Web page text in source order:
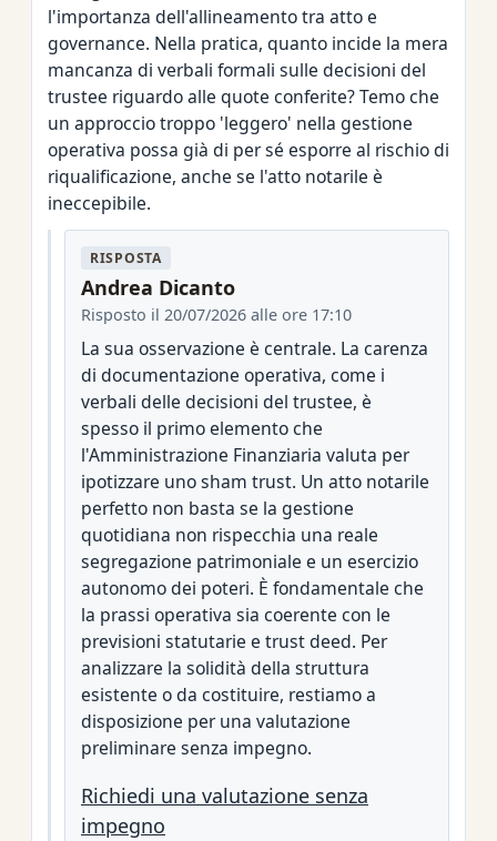
l'importanza dell'allineamento tra atto e
governance. Nella pratica, quanto incide la mera
mancanza di verbali formali sulle decisioni del
trustee riguardo alle quote conferite? Temo che
un approccio troppo 'leggero' nella gestione
operativa possa già di per sé esporre al rischio di
riqualificazione, anche se l'atto notarile è
ineccepibile.
RISPOSTA
Andrea Dicanto
Risposto il 20/07/2026 alle ore 17:10
La sua osservazione è centrale. La carenza
di documentazione operativa, come i
verbali delle decisioni del trustee, è
spesso il primo elemento che
l'Amministrazione Finanziaria valuta per
ipotizzare uno sham trust. Un atto notarile
perfetto non basta se la gestione
quotidiana non rispecchia una reale
segregazione patrimoniale e un esercizio
autonomo dei poteri. È fondamentale che
la prassi operativa sia coerente con le
previsioni statutarie e trust deed. Per
analizzare la solidità della struttura
esistente o da costituire, restiamo a
disposizione per una valutazione
preliminare senza impegno.
Richiedi una valutazione senza
impegno